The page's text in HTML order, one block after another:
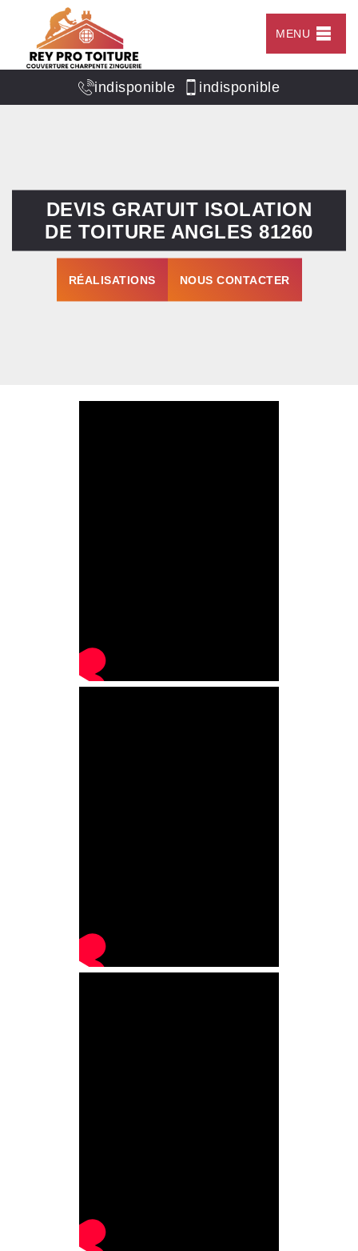
MENU
indisponible indisponible
DEVIS GRATUIT ISOLATION
DE TOITURE ANGLES 81260
RÉALISATIONS NOUS CONTACTER